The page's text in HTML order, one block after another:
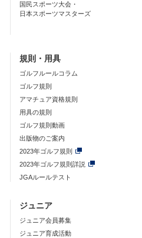
国民スポーツ大会・
日本スポーツマスターズ
規則・用具
ゴルフルールコラム
ゴルフ規則
アマチュア資格規則
用具の規則
ゴルフ規則動画
出版物のご案内
2023年ゴルフ規則
2023年ゴルフ規則詳説
JGAルールテスト
ジュニア
ジュニア会員募集
ジュニア育成活動